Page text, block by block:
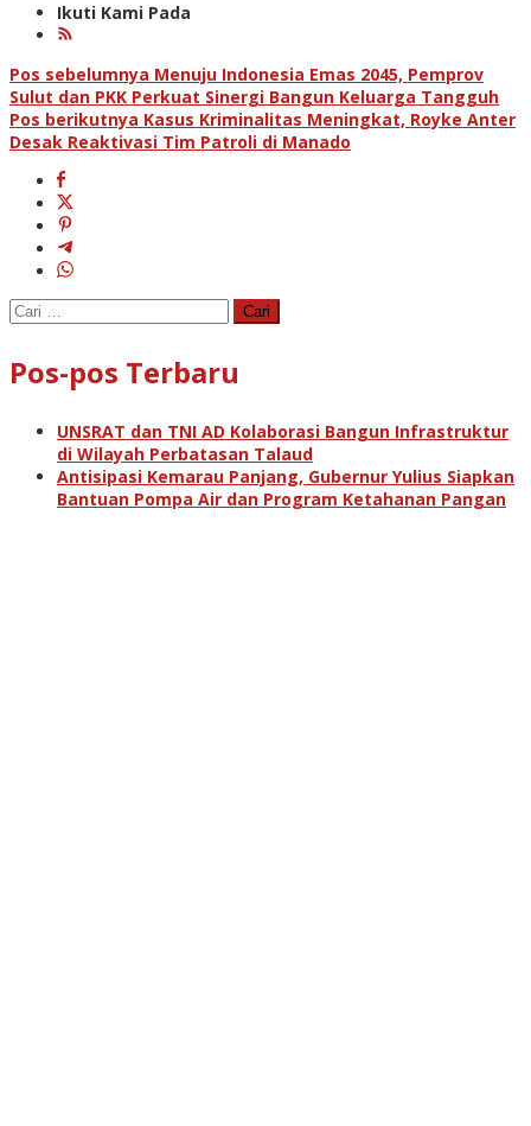
Ikuti Kami Pada
Navigasi
pos
Pos sebelumnya Menuju Indonesia Emas 2045, Pemprov
Sulut dan PKK Perkuat Sinergi Bangun Keluarga Tangguh
Pos berikutnya Kasus Kriminalitas Meningkat, Royke Anter
Desak Reaktivasi Tim Patroli di Manado
Cari
Pos-pos Terbaru
UNSRAT dan TNI AD Kolaborasi Bangun Infrastruktur
di Wilayah Perbatasan Talaud
Antisipasi Kemarau Panjang, Gubernur Yulius Siapkan
Bantuan Pompa Air dan Program Ketahanan Pangan